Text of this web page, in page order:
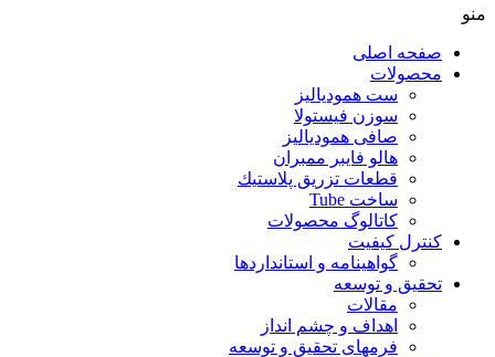
منو
صفحه اصلی
محصولات
ست همودیالیز
سوزن فیستولا
صافی همودیالیز
هالو فایبر ممبران
قطعات تزريق پلاستيك
ساخت Tube
کاتالوگ محصولات
کنترل کیفیت
گواهينامه و استانداردها
تحقيق و توسعه
مقالات
اهداف و چشم انداز
فرمهای تحقیق و توسعه